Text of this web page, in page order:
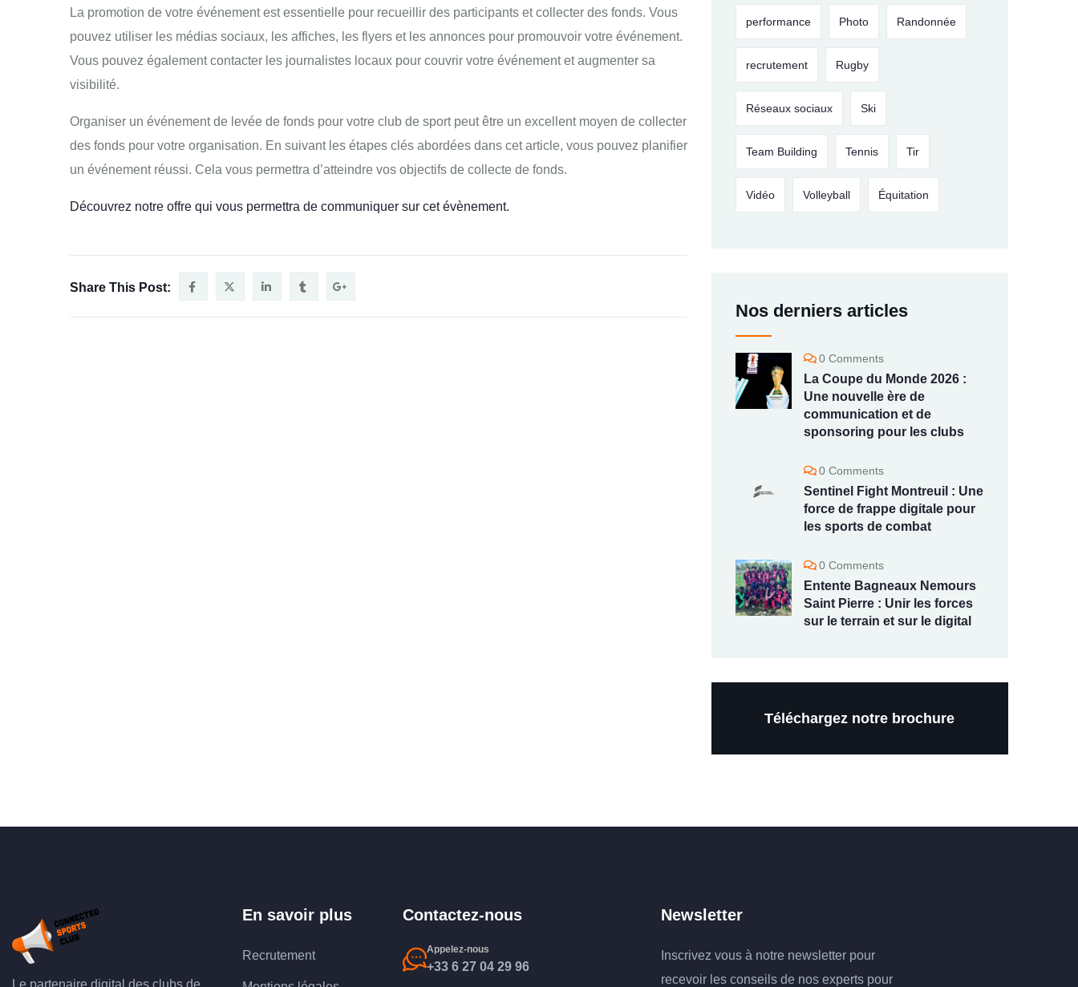
La promotion de votre événement est essentielle pour recueillir des participants et collecter des fonds. Vous
pouvez utiliser les médias sociaux, les affiches, les flyers et les annonces pour promouvoir votre événement.
Vous pouvez également contacter les journalistes locaux pour couvrir votre événement et augmenter sa
visibilité.
Organiser un événement de levée de fonds pour votre club de sport peut être un excellent moyen de collecter
des fonds pour votre organisation. En suivant les étapes clés abordées dans cet article, vous pouvez planifier
un événement réussi. Cela vous permettra d’atteindre vos objectifs de collecte de fonds.
Découvrez notre offre qui vous permettra de communiquer sur cet évènement.
Share This Post:
performance Photo Randonnée
recrutement Rugby
Réseaux sociaux Ski
Team Building Tennis Tir
Vidéo Volleyball Équitation
Nos derniers articles
0 Comments
La Coupe du Monde 2026 :
Une nouvelle ère de
communication et de
sponsoring pour les clubs
0 Comments
Sentinel Fight Montreuil : Une
force de frappe digitale pour
les sports de combat
0 Comments
Entente Bagneaux Nemours
Saint Pierre : Unir les forces
sur le terrain et sur le digital
Téléchargez notre brochure
Le partenaire digital des clubs de
En savoir plus
Recrutement
Contactez-nous
Appelez-nous
+33 6 27 04 29 96
Newsletter
Inscrivez vous à notre newsletter pour
recevoir les conseils de nos experts pour